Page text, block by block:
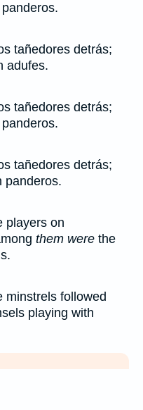
tañedores detrás;
adufes.
tañedores detrás;
tañedores detrás;
panderos.
players on
them were the
minstrels followed
playing with